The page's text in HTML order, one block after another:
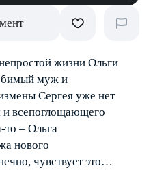
жизни Ольги
муж и
Сергея уже нет
и всепоглощающего
то – Ольга
нового
чувствует это…